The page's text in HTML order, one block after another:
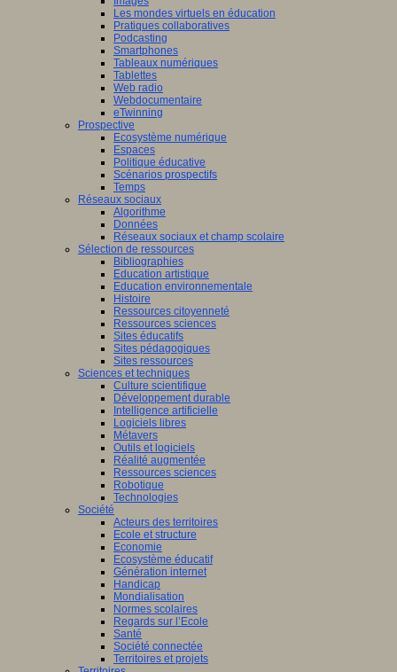
Les mondes virtuels en éducation
Pratiques collaboratives
Podcasting
Smartphones
Tableaux numériques
Tablettes
Web radio
Webdocumentaire
eTwinning
Prospective
Ecosystème numérique
Espaces
Politique éducative
Scénarios prospectifs
Temps
Réseaux sociaux
Algorithme
Données
Réseaux sociaux et champ scolaire
Sélection de ressources
Bibliographies
Education artistique
Education environnementale
Histoire
Ressources citoyenneté
Ressources sciences
Sites éducatifs
Sites pédagogiques
Sites ressources
Sciences et techniques
Culture scientifique
Développement durable
Intelligence artificielle
Logiciels libres
Métavers
Outils et logiciels
Réalité augmentée
Ressources sciences
Robotique
Technologies
Société
Acteurs des territoires
Ecole et structure
Economie
Ecosystème éducatif
Génération internet
Handicap
Mondialisation
Normes scolaires
Regards sur l’Ecole
Santé
Société connectée
Territoires et projets